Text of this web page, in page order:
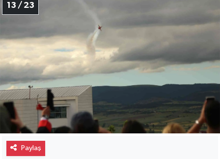
13 / 23
Paylaş